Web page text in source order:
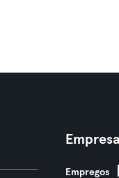
Empresa
Empregos